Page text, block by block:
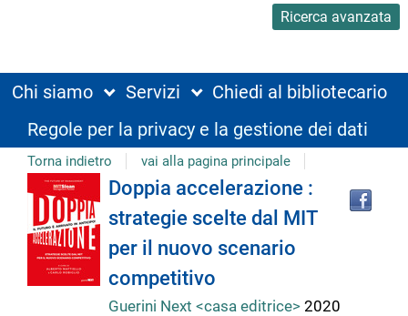
Ricerca avanzata
Chi siamo Servizi
Chiedi al bibliotecario
Regole per la privacy e la gestione dei dati
Torna indietro vai alla pagina principale
Dettaglio
del
documento
Doppia accelerazione :
strategie scelte dal MIT
per il nuovo scenario
competitivo
Guerini Next <casa editrice> 2020